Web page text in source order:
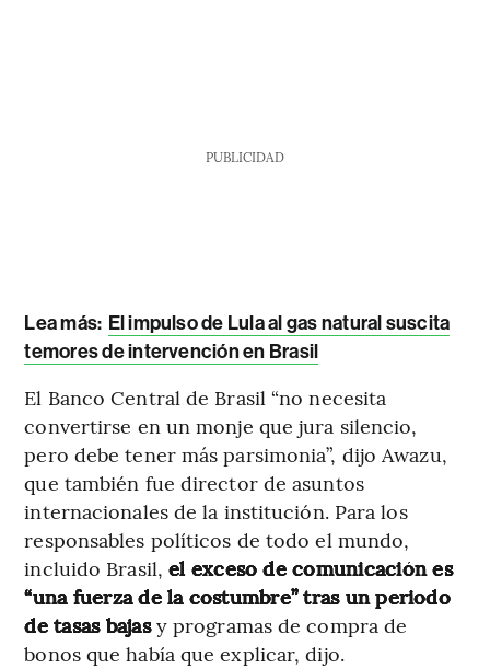
PUBLICIDAD
Lea más: El impulso de Lula al gas natural suscita
temores de intervención en Brasil
El Banco Central de Brasil “no necesita
convertirse en un monje que jura silencio,
pero debe tener más parsimonia”, dijo Awazu,
que también fue director de asuntos
internacionales de la institución. Para los
responsables políticos de todo el mundo,
incluido Brasil,el exceso de comunicación es
“una fuerza de la costumbre” tras un periodo
de tasas bajasy programas de compra de
bonos que había que explicar, dijo.